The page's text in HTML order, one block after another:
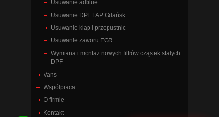
Usuwanie adblue
Usuwanie DPF FAP Gdańsk
Usuwanie klap i przepustnic
Usuwanie zaworu EGR
Wymiana i montaz nowych filtrów cząstek stałych
DPF
Vans
Współpraca
O firmie
Kontakt